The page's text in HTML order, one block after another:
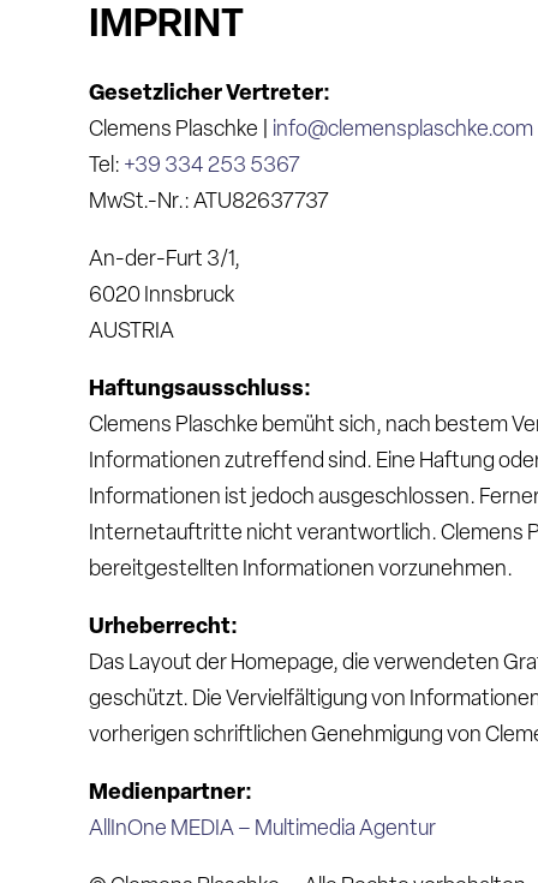
IMPRINT
Gesetzlicher Vertreter:
Clemens Plaschke | info@clemensplaschke.com
Tel: +39 334 253 5367
MwSt.-Nr.: ATU82637737
An-der-Furt 3/1,
6020 Innsbruck
AUSTRIA
Haftungsausschluss:
Clemens Plaschke bemüht sich, nach bestem
Informationen zutreffend sind. Eine Haftung
Informationen ist jedoch ausgeschlossen.
Internetauftritte nicht verantwortlich. Clemens
bereitgestellten Informationen vorzunehmen.
Urheberrecht:
Das Layout der Homepage, die verwendeten
geschützt. Die Vervielfältigung von
vorherigen schriftlichen Genehmigung von
Medienpartner:
AllInOne MEDIA – Multimedia Agentur